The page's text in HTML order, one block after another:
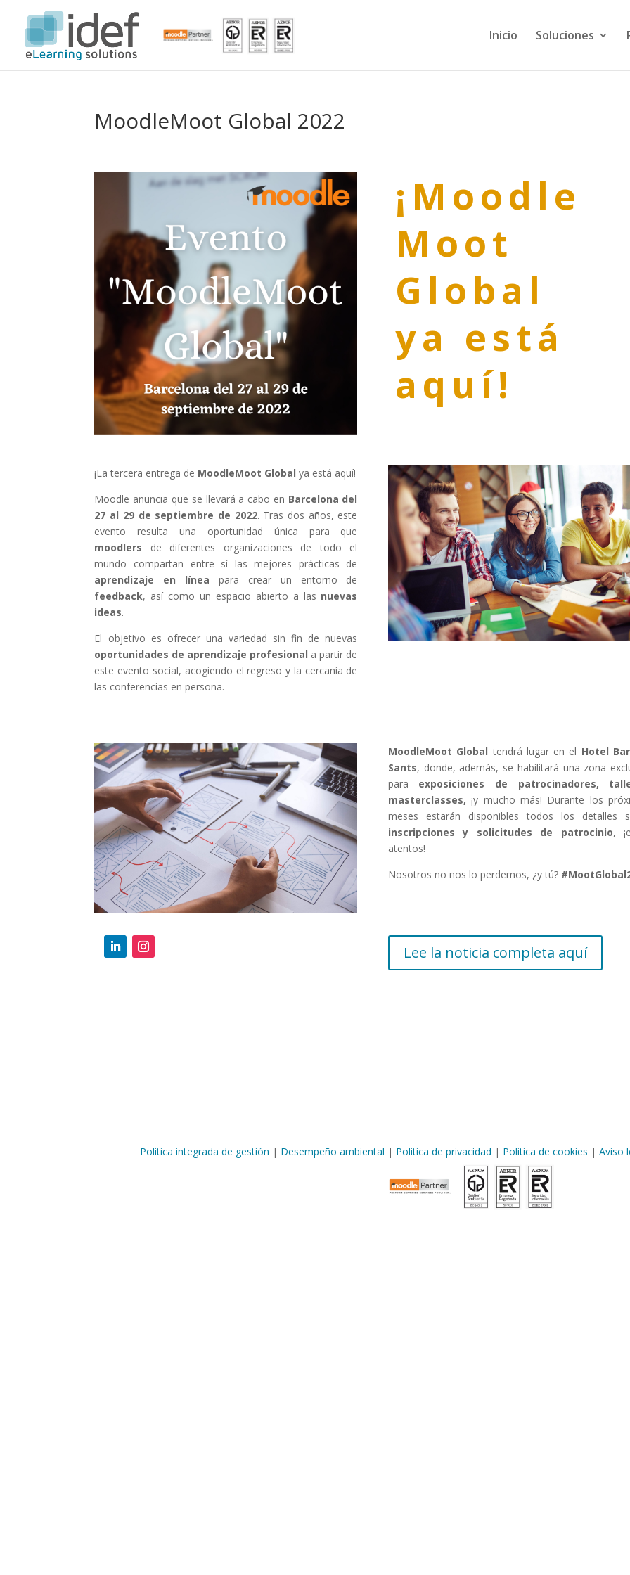
Inicio Soluciones
MoodleMoot Global 2022
¡Moodle
Moot
Global
ya está
aquí!
¡La tercera entrega de MoodleMoot Global ya está aquí!
Moodle anuncia que se llevará a cabo en Barcelona del
27 al 29 de septiembre de 2022. Tras dos años, este
evento resulta una oportunidad única para que
moodlers de diferentes organizaciones de todo el
mundo compartan entre sí las mejores prácticas de
aprendizaje en línea para crear un entorno de
feedback, así como un espacio abierto a las nuevas
ideas.
El objetivo es ofrecer una variedad sin fin de nuevas
oportunidades de aprendizaje profesional a partir de
este evento social, acogiendo el regreso y la cercanía de
las conferencias en persona.
MoodleMoot Global tendrá lugar en el Hotel
Sants, donde, además, se habilitará una zona
para exposiciones de patrocinadores,
masterclasses, ¡y mucho más! Durante los
meses estarán disponibles todos los detalles
inscripciones y solicitudes de patrocinio,
atentos!
Nosotros no nos lo perdemos, ¿y tú?
Lee la noticia completa aquí
Politica integrada de gestión | Desempeño ambiental | Politica de privacidad | Politica de cookies | Aviso